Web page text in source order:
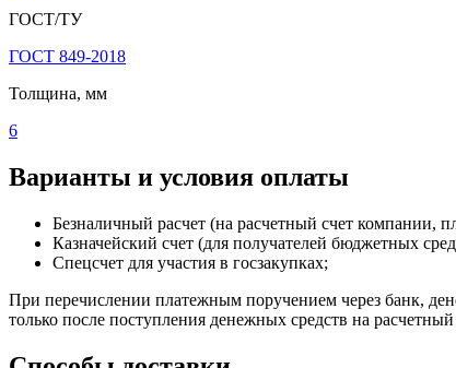
ГОСТ/ТУ
ГОСТ 849-2018
Толщина, мм
6
Варианты и условия оплаты
Безналичный расчет (на расчетный счет компании,
Казначейский счет (для получателей бюджетных
Спецсчет для участия в госзакупках;
При перечислении платежным поручением через банк,
только после поступления денежных средств на